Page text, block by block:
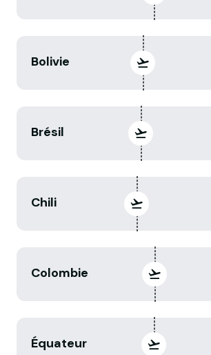
Bolivie
Brésil
Chili
Colombie
Équateur